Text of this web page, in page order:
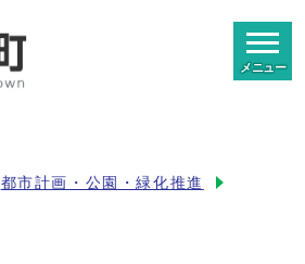
メニュー
都市計画・公園・緑化推進